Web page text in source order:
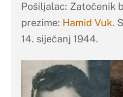
Pošiljalac: Zatočenik
prezime: Hamid Vuk.
14. siječanj 1944.